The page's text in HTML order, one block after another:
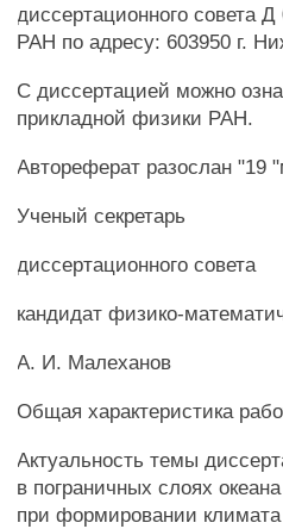
диссертационного совета
РАН по адресу: 603950 г.
С диссертацией можно
прикладной физики РАН.
Автореферат разослан "19
Ученый секретарь
диссертационного совета
кандидат физико-
А. И. Малеханов
Общая характеристика
Актуальность темы
в пограничных слоях
при формировании